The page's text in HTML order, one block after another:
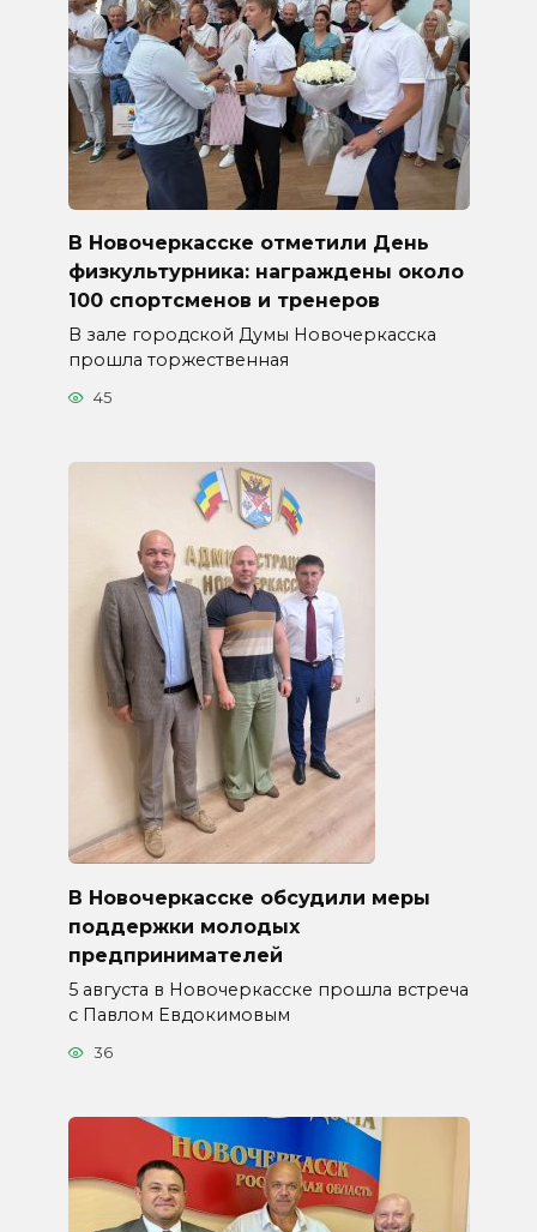
В Новочеркасске отметили День
физкультурника: награждены около
100 спортсменов и тренеров
В зале городской Думы Новочеркасска
прошла торжественная
45
В Новочеркасске обсудили меры
поддержки молодых
предпринимателей
5 августа в Новочеркасске прошла встреча
с Павлом Евдокимовым
36